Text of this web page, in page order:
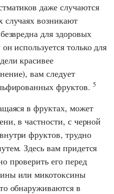
даже случаются
возникают
для здоровых
используется только для
красивее
вам следует
фруктов. 5
в фруктах, может
в частности, с черной
фруктов, трудно
Здесь вам придется
проверить его перед
или микотоксины
обнаруживаются в